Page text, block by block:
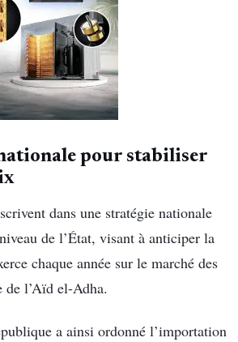
pour stabiliser
dans une stratégie nationale
de l’État, visant à anticiper la
chaque année sur le marché des
de l’Aïd el-Adha.
a ainsi ordonné l’importation